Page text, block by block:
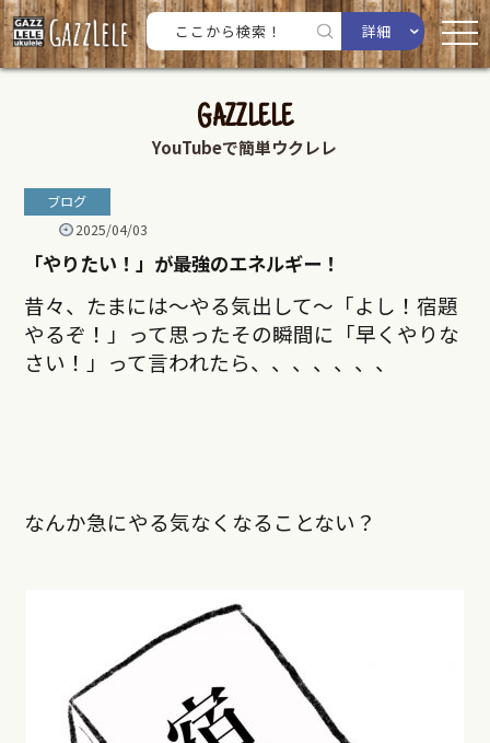
詳細
GAZZLELE
YouTubeで簡単ウクレレ
ブログ
2025/04/03
「やりたい！」が最強のエネルギー！
昔々、たまには〜やる気出して〜「よし！宿題
やるぞ！」って思ったその瞬間に「早くやりな
さい！」って言われたら、、、、、、、
なんか急にやる気なくなることない？